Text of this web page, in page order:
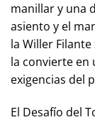
manillar y una
asiento y el
la Willer
la convierte en
exigencias del
El Desafío del